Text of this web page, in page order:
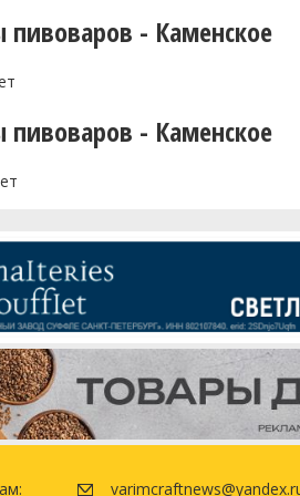
пивоваров - Каменское
пивоваров - Каменское